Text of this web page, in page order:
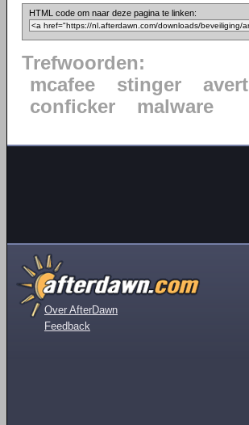
HTML code om naar deze pagina te linken:
Trefwoorden:
mcafee
stinger avert
conficker
malware
Over AfterDawn
Feedback